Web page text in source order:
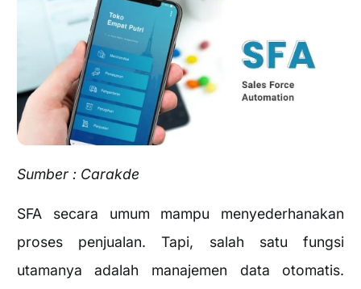
Sumber : Carakde
SFA secara umum mampu menyederhanakan
proses penjualan. Tapi, salah satu fungsi
utamanya adalah manajemen data otomatis.